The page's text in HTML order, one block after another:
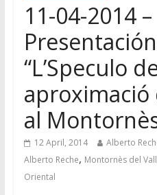
11-04-2014 –
“L’Speculo
al
12 April, 2014 Alberto
Alberto Reche, Montornès del
Oriental